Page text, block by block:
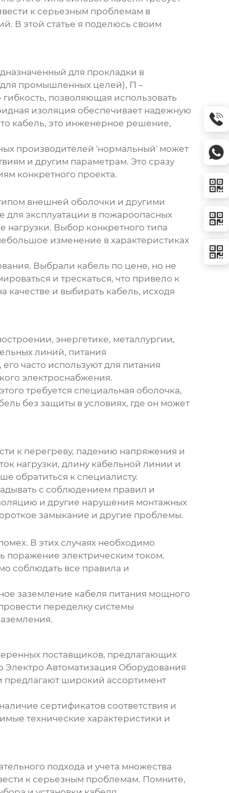
к серьезным проблемам в
В этой статье я поделюсь своим
для прокладки в
промышленных целей), П –
позволяющая использовать
изоляция обеспечивает надежную
кабель, это инженерное решение,
производителей 'нормальный' может
и другим параметрам. Это сразу
конкретного проекта.
внешней оболочки и другими
для эксплуатации в пожароопасных
Выбор конкретного типа
изменение в характеристиках
Выбрали кабель по цене, но не
и трескаться, что привело к
и выбирать кабель, исходя
энергетике, металлургии,
линий, питания
часто используют для питания
электроснабжения.
требуется специальная оболочка,
без защиты в условиях, где он может
к перегреву, падению напряжения и
нагрузки, длину кабельной линии и
обратиться к специалисту.
с соблюдением правил и
и другие нарушения монтажных
замыкание и другие проблемы.
В этих случаях необходимо
поражение электрическим током.
соблюдать все правила и
заземление кабеля питания мощного
переделку системы
поставщиков, предлагающих
Автоматизация Оборудования
предлагают широкий ассортимент
сертификатов соответствия и
технические характеристики и
подхода и учета множества
к серьезным проблемам. Помните,